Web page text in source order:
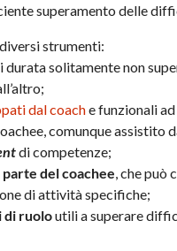
superamento delle
strumenti:
durata solitamente non
dal coache funzionali
comunque assistito
di competenze;
del coachee, che può
di attività specifiche;
di ruoloutili a superare